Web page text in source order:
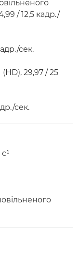
/ 12,5 кадр./
сек.
29,97 / 25
сек.